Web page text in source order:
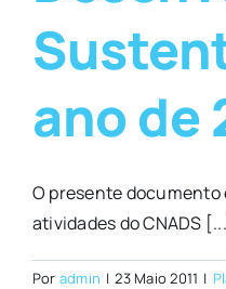
ano de
O presente
atividades do CNADS
Por admin | 23 Maio 2011 |